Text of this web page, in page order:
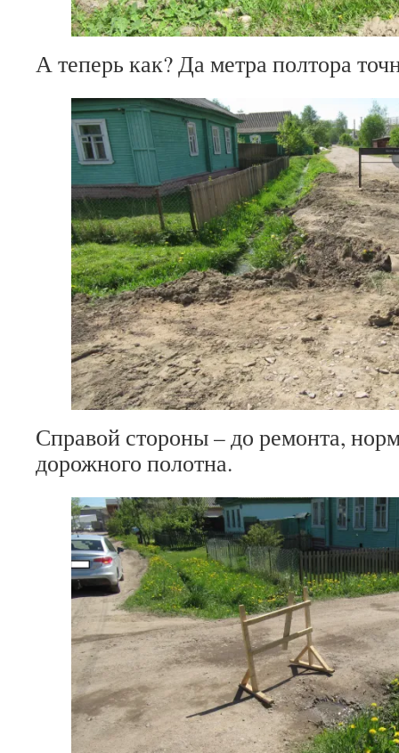
А теперь как? Да метра полтора
Справой стороны – до ремонта,
дорожного полотна.